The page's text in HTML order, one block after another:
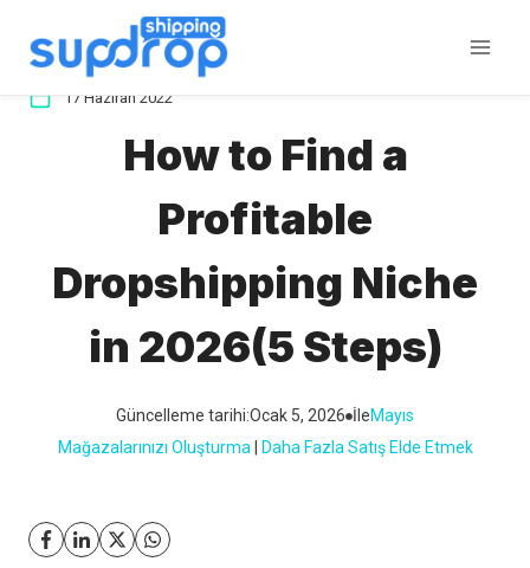
17 Haziran 2022
How to Find a
Profitable
Dropshipping Niche
in 2026(5 Steps)
Güncelleme tarihi:Ocak 5, 2026 İleMayıs
Mağazalarınızı Oluşturma
Daha Fazla Satış Elde Etmek